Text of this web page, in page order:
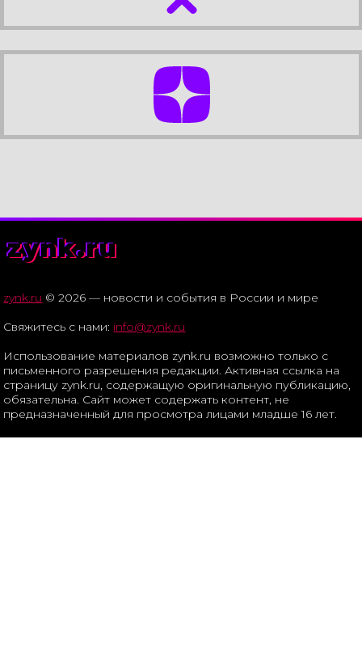
zynk.ru
zynk.ru © 2026 — новости и события в России и мире
Свяжитесь с нами: info@zynk.ru
Использование материалов zynk.ru возможно только с
письменного разрешения редакции. Активная ссылка на
страницу zynk.ru, содержащую оригинальную публикацию,
обязательна. Сайт может содержать контент, не
предназначенный для просмотра лицами младше 16 лет.